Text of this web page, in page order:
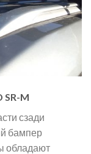
SR-M
сзади
бампер
обладают